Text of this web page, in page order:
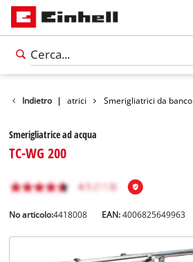
Indietro |
Utensili Levigatrici Smerigliatrici da banco
Smerigliatrice ad acqua
TC-WG 200
No articolo:4418008 EAN:4006825649963